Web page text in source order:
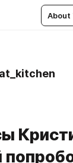
About